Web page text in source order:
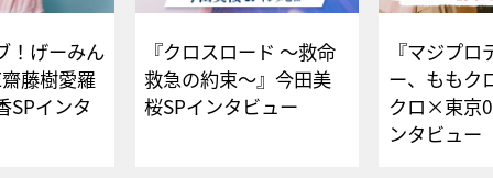
！げーみん
藤樹愛羅
SPインタ
『クロスロード ～救命
救急の約束～』今田美
桜SPインタビュー
『マジプロ
ー、ももク
クロ×東京
ンタビュー